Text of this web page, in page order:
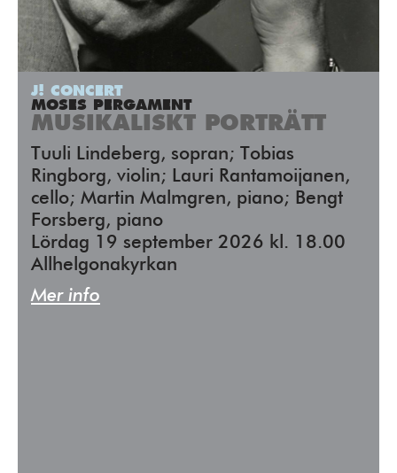
J! CONCERT
MOSES PERGAMENT
MUSIKALISKT PORTRÄTT
Ringborg, violin; Lauri Rantamoijanen,
cello; Martin Malmgren, piano; Bengt
Forsberg, piano
Lördag 19 september 2026 kl. 18.00
Allhelgonakyrkan
Mer info